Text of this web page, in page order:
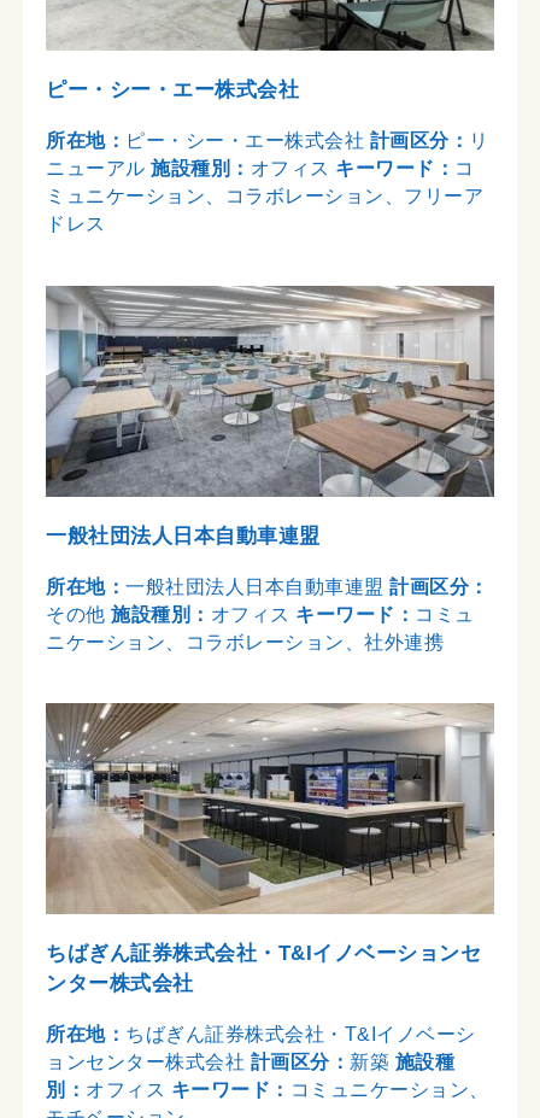
ピー・シー・エー株式会社
所在地： ピー・シー・エー株式会社 計画区分： リ
ニューアル施設種別： オフィス キーワード： コ
ミュニケーション、コラボレーション、フリーア
ドレス
一般社団法人日本自動車連盟
所在地：一般社団法人日本自動車連盟計画区分：
その他施設種別： オフィス キーワード： コミュ
ニケーション、コラボレーション、社外連携
ちばぎん証券株式会社・T&Iイノベーションセ
ンター株式会社
所在地： ちばぎん証券株式会社・T&Iイノベーシ
ョンセンター株式会社 計画区分： 新築 施設種
別： オフィス キーワード： コミュニケーション、